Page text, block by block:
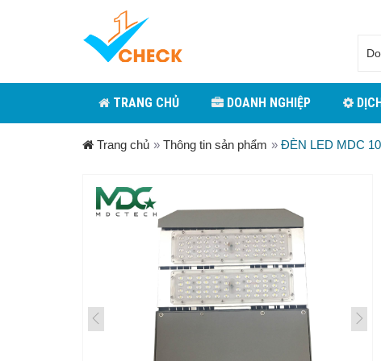
TRANG CHỦ DOANH NGHIỆP
Trang chủ » Thông tin sản phẩm » ĐÈN LED MDC